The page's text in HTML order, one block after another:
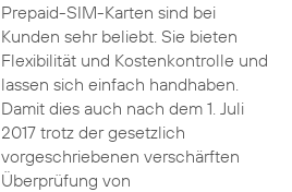
Prepaid-SIM-Karten sind bei
Kunden sehr beliebt. Sie bieten
Flexibilität und Kostenkontrolle und
lassen sich einfach handhaben.
Damit dies auch nach dem 1. Juli
2017 trotz der gesetzlich
vorgeschriebenen verschärften
Überprüfung von